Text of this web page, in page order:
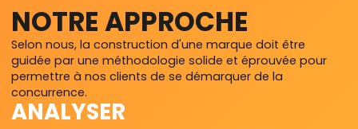
numériques qui incarnent l'essence de votre entreprise et
mettent en valeur vos produits ou services. Que vous
ayez besoin d’un catalogue de produits élégant, d'une
signalétique originale, d'un habillage de boutique
remarquable ou d'une illustration unique, nous avons les
compétences nécessaires pour créer des outils sur
mesure qui renforcent votre image de marque.
NOTRE APPROCHE
Selon nous, la construction d'une marque doit être
guidée par une méthodologie solide et éprouvée pour
permettre à nos clients de se démarquer de la
concurrence.
ANALYSER